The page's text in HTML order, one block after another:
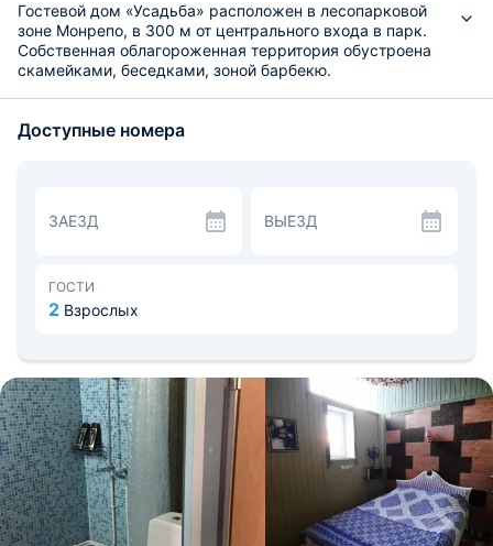
Гостевой дом «Усадьба» расположен в лесопарковой
зоне Монрепо, в 300 м от центрального входа в парк.
Собственная облагороженная территория обустроена
скамейками, беседками, зоной барбекю.
столиками. Каждая комната оборудована ванной с
Кухня оборудована обеденным столом, холодильником,
микроволновкой, чайником и посудой.
есть автомобильная парковка. Рядом с отелем залив
Банный, Левкадийская скала, смотровая площадка,
134 км. До ж/д вокзала — 1,8 км.
Доступные номера
ЗАЕЗД ВЫЕЗД
ГОСТИ
2 Взрослых